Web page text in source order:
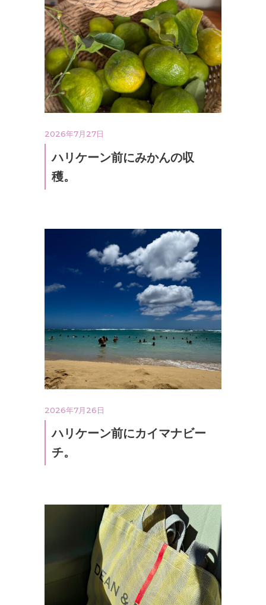
2026年7月27日
ハリケーン前にみかんの収
穫。
2026年7月26日
ハリケーン前にカイマナビー
チ。